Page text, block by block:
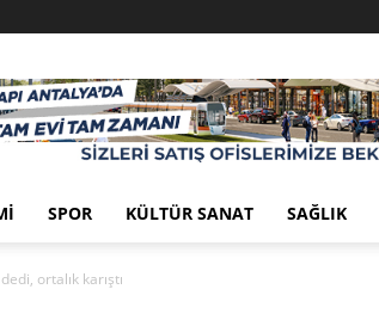
SPOR KÜLTÜR SANAT SAĞLIK
ortalık karıştı